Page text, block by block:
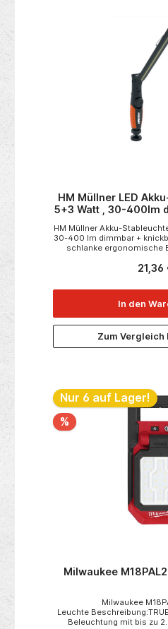
HM Müllner LED
5+3 Watt , 30-400lm
HM Müllner Akku-
30-400 lm dimmbar +
schlanke ergonomische
klappbar, schwenkbar
Aufhängehaken- Batterie-
Ladekabel Technische
/ Spotlicht5 W COB LED /
Arbeitslicht /
lmLeuchtdauer
hSchutzart: IP20Akku:
21,36
In den
Zum Vergleich
Nur 6 auf Lager!
%
Milwaukee
Milwaukee
Leuchte
Beleuchtung mit bis zu